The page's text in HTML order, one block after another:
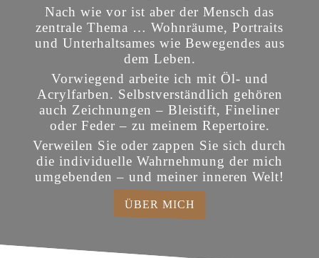
Nach wie vor ist aber der Mensch das
zentrale Thema … Wohnräume, Portraits
und Unterhaltsames wie Bewegendes aus
dem Leben.
Vorwiegend arbeite ich mit Öl- und
Acrylfarben. Selbstverständlich gehören
auch Zeichnungen – Bleistift, Fineliner
oder Feder – zu meinem Repertoire.
Verweilen Sie oder zappen Sie sich durch
die individuelle Wahrnehmung der mich
umgebenden – und meiner inneren Welt!
ÜBER MICH